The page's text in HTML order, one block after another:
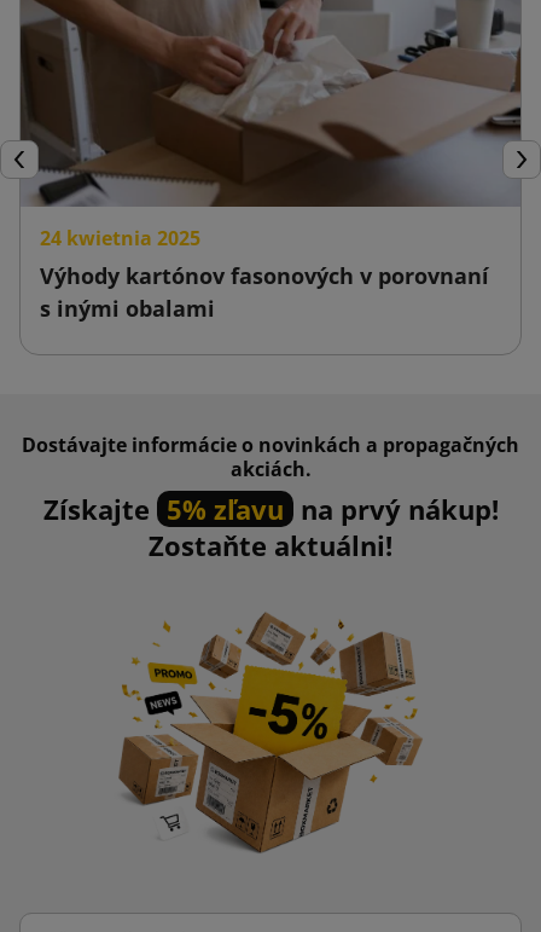
Späť
24 kwietnia 2025
Výhody kartónov fasonových v porovnaní
s inými obalami
Dostávajte informácie o novinkách a propagačných
akciách.
Získajte 5% zľavu na prvý nákup!
Zostaňte aktuálni!